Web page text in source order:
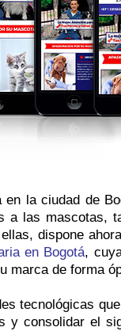
en la ciudad de
a las mascotas,
dispone
en Bogotá,
marca de forma
tecnológicas
y consolidar el